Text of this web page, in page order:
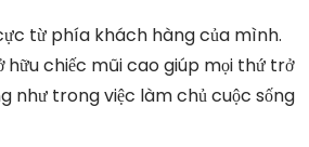
từ phía khách hàng của mình.
hữu chiếc mũi cao giúp mọi thứ trở
như trong việc làm chủ cuộc sống